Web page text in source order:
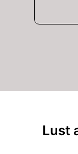
Lust